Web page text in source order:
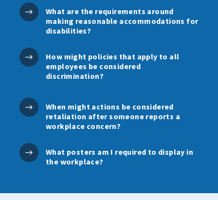
What are the requirements around
making reasonable accommodations for
disabilities?
How might policies that apply to all
employees be considered
discrimination?
When might actions be considered
retaliation after someone reports a
workplace concern?
What posters am I required to display in
the workplace?